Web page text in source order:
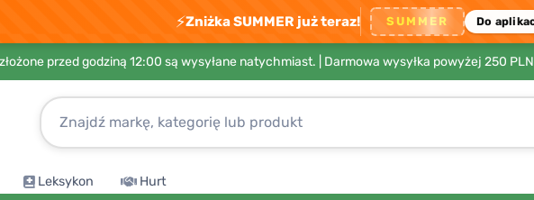
⚡Zniżka SUMMER już teraz! SUMMER Do
przed godziną 12:00 są wysyłane natychmiast. | Darmowa wysyłka powyżej 250 PLN
Leksykon Hurt